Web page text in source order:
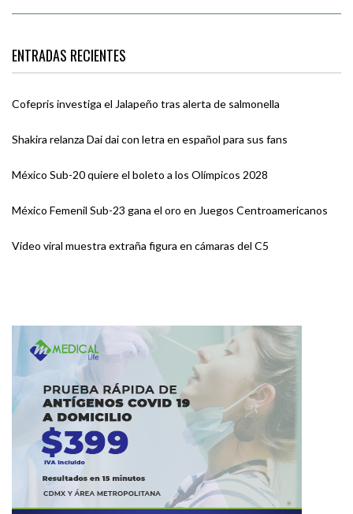
ENTRADAS RECIENTES
Cofepris investiga el Jalapeño tras alerta de salmonella
Shakira relanza Dai dai con letra en español para sus fans
México Sub-20 quiere el boleto a los Olímpicos 2028
México Femenil Sub-23 gana el oro en Juegos Centroamericanos
Video viral muestra extraña figura en cámaras del C5